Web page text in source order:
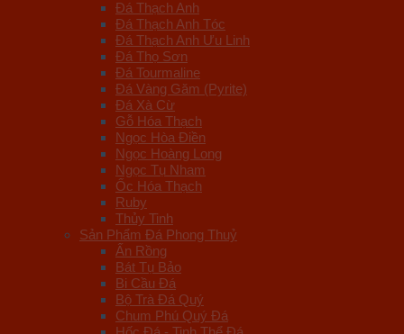
Đá Thạch Anh
Đá Thạch Anh Tóc
Đá Thạch Anh Ưu Linh
Đá Thọ Sơn
Đá Tourmaline
Đá Vàng Găm (Pyrite)
Đá Xà Cừ
Gỗ Hóa Thạch
Ngọc Hòa Điền
Ngọc Hoàng Long
Ngọc Tụ Nham
Ốc Hóa Thạch
Ruby
Thủy Tinh
Sản Phẩm Đá Phong Thuỷ
Ấn Rồng
Bát Tụ Bảo
Bi Cầu Đá
Bộ Trà Đá Quý
Chum Phú Quý Đá